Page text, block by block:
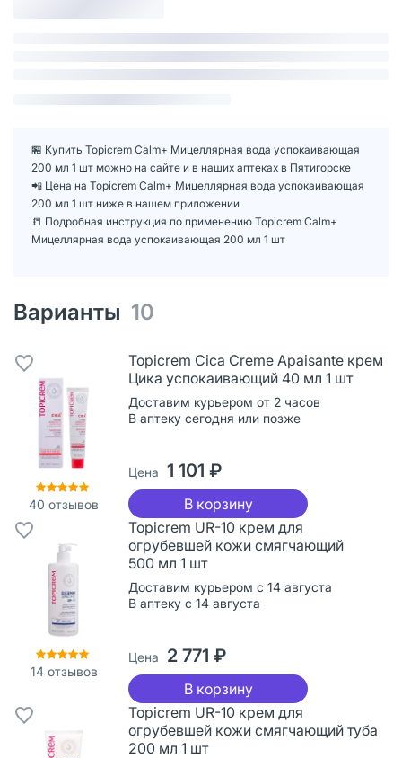
🏪 Купить Topicrem Calm+ Мицеллярная вода успокаивающая
200 мл 1 шт можно на сайте и в наших аптеках в Пятигорске
📲 Цена на Topicrem Calm+ Мицеллярная вода успокаивающая
200 мл 1 шт ниже в нашем приложении
📒 Подробная инструкция по применению Topicrem Calm+
Мицеллярная вода успокаивающая 200 мл 1 шт
Варианты 10
40 отзывов
Topicrem Cica Creme Apaisante крем
Цика успокаивающий 40 мл 1 шт
Доставим курьером от 2 часов
В аптеку сегодня или позже
Цена 1 101 ₽
В корзину
14отзывов
Topicrem UR-10 крем для
огрубевшей кожи смягчающий
500 мл 1 шт
Доставим курьером с 14 августа
В аптеку с 14 августа
Цена 2 771 ₽
В корзину
Topicrem UR-10 крем для
огрубевшей кожи смягчающий туба
200 мл 1 шт